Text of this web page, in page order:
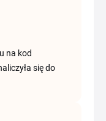
na kod
się do